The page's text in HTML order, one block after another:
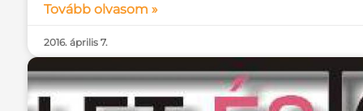
Tovább olvasom »
2016. április 7.